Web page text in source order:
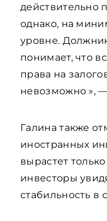
действительно
однако, на
уровне.
понимает, что
права на
невозможно »,
Галина также
иностранных
вырастет
инвесторы
стабильность в